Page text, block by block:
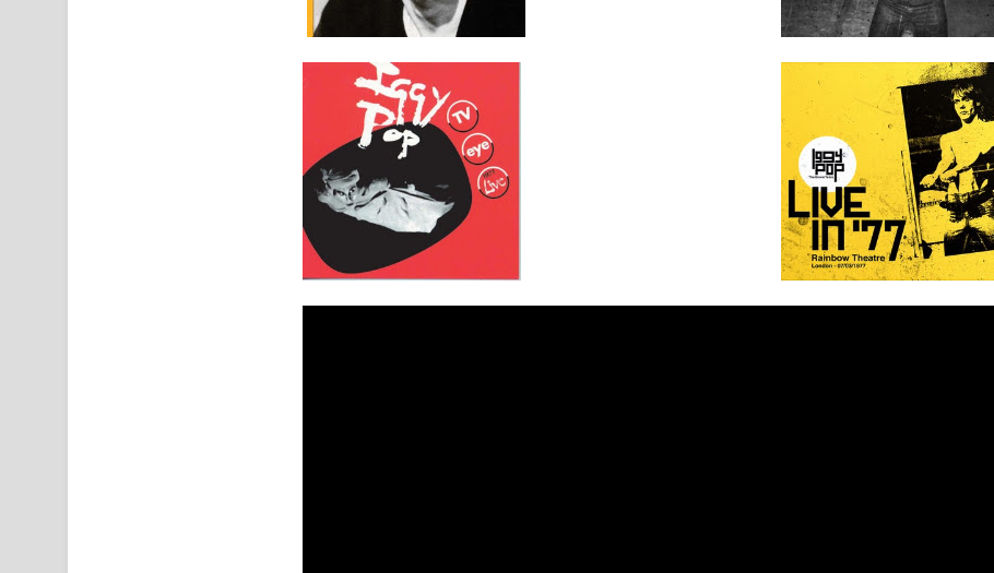
Dannawada Mawa Song Lyrics - දන්නවාද මාව ගීතයේ පද පෙළ
NEENA Song Lyrics - නීනා ගීතයේ පද පෙළ
Ahimi Wimai Himi Song Lyrics - අහිමි විමයි හිමි ගීතයේ පද පෙළ
Mathaka Parana Song Lyrics - මතක පාරනා ගීතයේ පද පෙළ